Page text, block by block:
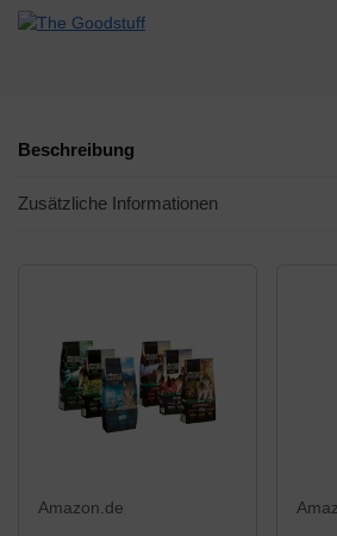
Beschreibung
Zusätzliche Informationen
Amazon.de